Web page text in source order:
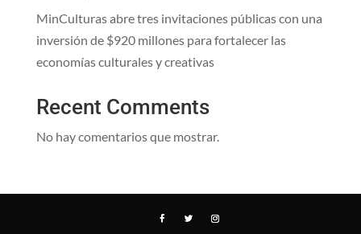
MinCulturas abre tres invitaciones públicas con una
inversión de $920 millones para fortalecer las
economías culturales y creativas
Recent Comments
No hay comentarios que mostrar.